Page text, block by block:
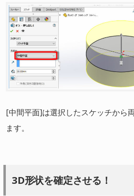
[中間平面]は選択したスケッチから
ます。
3D形状を確定させる！